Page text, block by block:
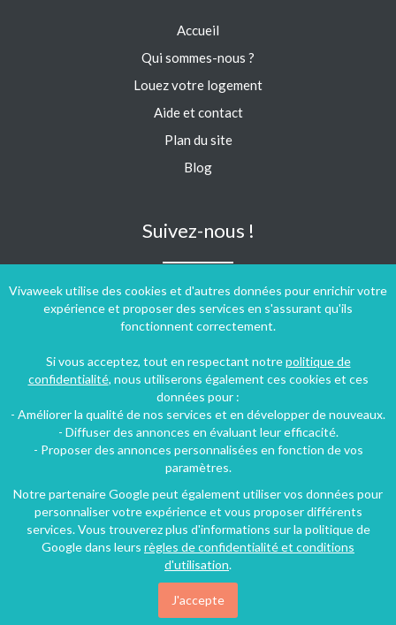
Vivaweek utilise des cookies et d'autres données pour enrichir votre
expérience et proposer des services en s'assurant qu'ils
fonctionnent correctement.
Si vous acceptez, tout en respectant notrepolitique de
confidentialité, nous utiliserons également ces cookies et ces
données pour :
- Améliorer la qualité de nos services et en développer de nouveaux.
- Diffuser des annonces en évaluant leur efficacité.
- Proposer des annonces personnalisées en fonction de vos
paramètres.
Notre partenaire Google peut également utiliser vos données pour
personnaliser votre expérience et vous proposer différents
services. Vous trouverez plus d'informations sur la politique de
Google dans leurs règles de confidentialité et conditions
d'utilisation.
J'accepte
Accueil
Qui sommes-nous ?
Louez votre logement
Aide et contact
Plan du site
Blog
Suivez-nous !
Conditions générales d'utilisation- Politique de confidentialité
Copyright © 2009 ‐ 2026 Vivaweek ‐ Tous droits réservés ‐
Dernière mise à jour du site : 10 août 2026